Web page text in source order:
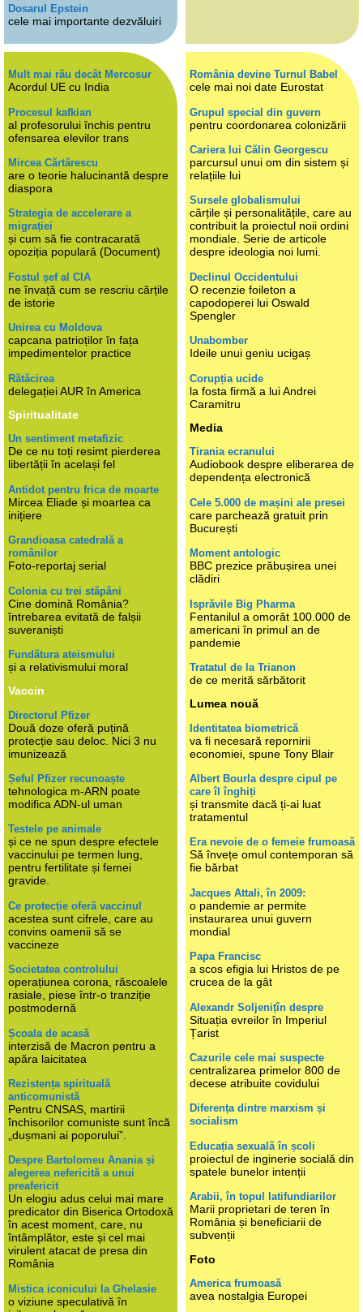
Dosarul Epstein
cele mai importante dezvăluiri
Mult mai rău decât Mercosur
Acordul UE cu India
Procesul kafkian
al profesorului închis pentru
ofensarea elevilor trans
Mircea Cărtărescu
are o teorie halucinantă despre
diaspora
Strategia de accelerare a
migrației
și cum să fie contracarată
opoziția populară (Document)
Fostul șef al CIA
ne învață cum se rescriu cărțile
de istorie
Unirea cu Moldova
capcana patrioților în fața
impedimentelor practice
Rătăcirea
delegației AUR în America
Spiritualitate
Un sentiment metafizic
De ce nu toți resimt pierderea
libertății în același fel
Antidot pentru frica de moarte
Mircea Eliade și moartea ca
inițiere
Grandioasa catedrală a
românilor
Foto-reportaj serial
Colonia cu trei stăpâni
Cine domină România?
întrebarea evitată de falșii
suveraniști
Fundătura ateismului
și a relativismului moral
Vaccin
Directorul Pfizer
Două doze oferă puțină
protecție sau deloc. Nici 3 nu
imunizează
Șeful Pfizer recunoaște
tehnologica m-ARN poate
modifica ADN-ul uman
Testele pe animale
și ce ne spun despre efectele
vaccinului pe termen lung,
pentru fertilitate și femei
gravide.
Ce protecție oferă vaccinul
acestea sunt cifrele, care au
convins oamenii să se
vaccineze
Societatea controlului
operațiunea corona, răscoalele
rasiale, piese într-o tranziție
postmodernă
Școala de acasă
interzisă de Macron pentru a
apăra laicitatea
Rezistența spirituală
anticomunistă
Pentru CNSAS, martirii
închisorilor comuniste sunt încă
„dușmani ai poporului”.
Despre Bartolomeu Anania și
alegerea nefericită a unui
preafericit
Un elogiu adus celui mai mare
predicator din Biserica Ortodoxă
în acest moment, care, nu
întâmplător, este și cel mai
virulent atacat de presa din
România
Mistica iconicului la Ghelasie
o viziune speculativă în
România devine Turnul Babel
cele mai noi date Eurostat
Grupul special din guvern
pentru coordonarea colonizării
Cariera lui Călin Georgescu
parcursul unui om din sistem și
relațiile lui
Sursele globalismului
cărțile și personalitățile, care au
contribuit la proiectul noii ordini
mondiale. Serie de articole
despre ideologia noi lumi.
Declinul Occidentului
O recenzie foileton a
capodoperei lui Oswald
Spengler
Unabomber
Ideile unui geniu ucigaș
Corupția ucide
la fosta firmă a lui Andrei
Caramitru
Media
Tirania ecranului
Audiobook despre eliberarea de
dependența electronică
Cele 5.000 de mașini ale presei
care parchează gratuit prin
București
Moment antologic
BBC prezice prăbușirea unei
clădiri
Isprăvile Big Pharma
Fentanilul a omorât 100.000 de
americani în primul an de
pandemie
Tratatul de la Trianon
de ce merită sărbătorit
Lumea nouă
Identitatea biometrică
va fi necesară repornirii
economiei, spune Tony Blair
Albert Bourla despre cipul pe
care îl înghiți
și transmite dacă ți-ai luat
tratamentul
Era nevoie de o femeie frumoasă
Să învețe omul contemporan să
fie bărbat
Jacques Attali, în 2009:
o pandemie ar permite
instaurarea unui guvern
mondial
Papa Francisc
a scos efigia lui Hristos de pe
crucea de la gât
Alexandr Soljenițîn despre
Situația evreilor în Imperiul
Țarist
Cazurile cele mai suspecte
centralizarea primelor 800 de
decese atribuite covidului
Diferența dintre marxism și
socialism
Educația sexuală în școli
proiectul de inginerie socială din
spatele bunelor intenții
Arabii, în topul latifundiarilor
Marii proprietari de teren în
România și beneficiarii de
subvenții
Foto
America frumoasă
avea nostalgia Europei